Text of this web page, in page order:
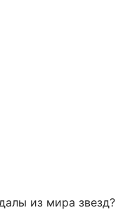
из мира звезд?